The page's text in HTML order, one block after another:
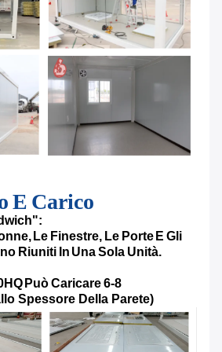
E Carico
Le Finestre, Le Porte E Gli
Riuniti In Una Sola Unità.
Può Caricare 6-8
Spessore Della Parete)